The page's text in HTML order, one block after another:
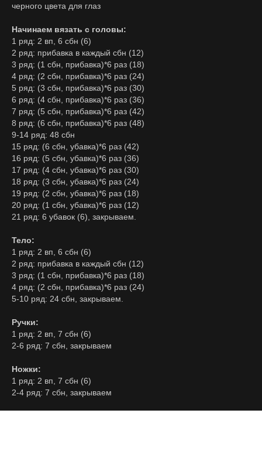
черного цвета для глаз
Начинаем вязать с головы:
1 ряд: 2 вп, 6 сбн (6)
2 ряд: прибавка в каждый сбн (12)
3 ряд: (1 сбн, прибавка)*6 раз (18)
4 ряд: (2 сбн, прибавка)*6 раз (24)
5 ряд: (3 сбн, прибавка)*6 раз (30)
6 ряд: (4 сбн, прибавка)*6 раз (36)
7 ряд: (5 сбн, прибавка)*6 раз (42)
8 ряд: (6 сбн, прибавка)*6 раз (48)
9-14 ряд: 48 сбн
15 ряд: (6 сбн, убавка)*6 раз (42)
16 ряд: (5 сбн, убавка)*6 раз (36)
17 ряд: (4 сбн, убавка)*6 раз (30)
18 ряд: (3 сбн, убавка)*6 раз (24)
19 ряд: (2 сбн, убавка)*6 раз (18)
20 ряд: (1 сбн, убавка)*6 раз (12)
21 ряд: 6 убавок (6), закрываем.
Тело:
1 ряд: 2 вп, 6 сбн (6)
2 ряд: прибавка в каждый сбн (12)
3 ряд: (1 сбн, прибавка)*6 раз (18)
4 ряд: (2 сбн, прибавка)*6 раз (24)
5-10 ряд: 24 сбн, закрываем.
Ручки:
1 ряд: 2 вп, 7 сбн (6)
2-6 ряд: 7 сбн, закрываем
Ножки:
1 ряд: 2 вп, 7 сбн (6)
2-4 ряд: 7 сбн, закрываем